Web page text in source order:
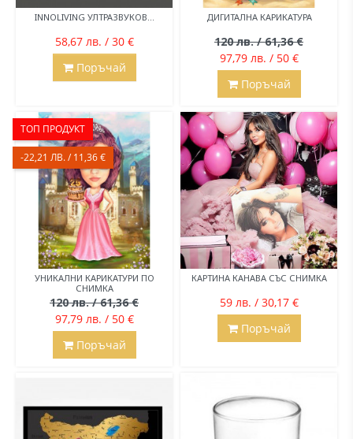
INNOLIVING УЛТРАЗВУКОВ...
58,67 лв. / 30 €
Поръчай
ДИГИТАЛНА КАРИКАТУРА
120 лв. / 61,36 €
97,79 лв. / 50 €
Поръчай
УНИКАЛНИ КАРИКАТУРИ ПО
СНИМКА
120 лв. / 61,36 €
97,79 лв. / 50 €
ТОП ПРОДУКТ
-22,21 ЛВ. / 11,36 €
Поръчай
КАРТИНА КАНАВА СЪС СНИМКА
59 лв. / 30,17 €
Поръчай